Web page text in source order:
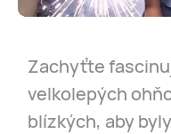
Zachyťte
velkolepých
blízkých, aby